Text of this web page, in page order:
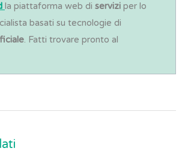
la piattaforma web di servizi per lo
basati su tecnologie di
. Fatti trovare pronto al